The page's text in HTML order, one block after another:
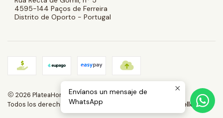
4595-144 Paços de Ferreira
Distrito de Oporto - Portugal
2026 PlateaHome.
Todos los derechos reservados.
Desarrollado por Jumpseller.
Envíanos un mensaje de
WhatsApp